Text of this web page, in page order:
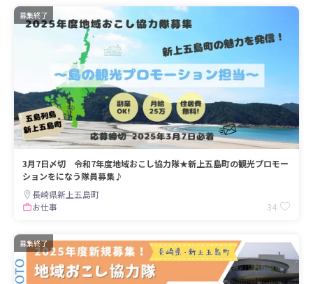
募集終了
3月7日〆切 令和7年度地域おこし協力隊★新上五島町の観光プロモー
ションをになう隊員募集♪
長崎県新上五島町
お仕事
34
募集終了